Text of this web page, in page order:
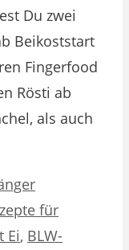
Du zwei
Beikoststart
Fingerfood
Rösti ab
als auch
Schlagwörter
für
Ei, BLW-